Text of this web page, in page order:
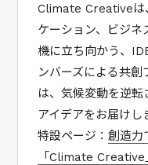
Climate Creativeは
ケーション、ビジ
機に立ち向かう、
ンバーズによる共創
は、気候変動を逆
アイデアをお届けし
特設ページ：創造力
「Climate Creative